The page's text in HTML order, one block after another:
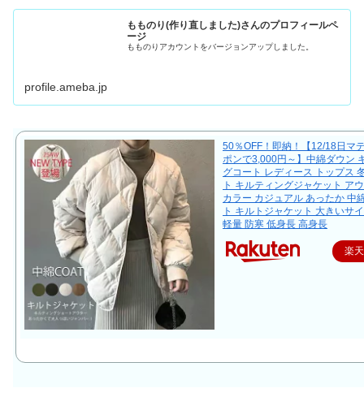
もものり(作り直しました)さんのプロフィールペ
ージ
もものりアカウントをバージョンアップしました。
profile.ameba.jp
50％OFF！即納！【12/18日マ
ポンで3,000円～】中綿ダウン
グコート レディース トップス
ト キルティングジャケット ア
カラー カジュアル あったか 中
ト キルトジャケット 大きいサ
軽量 防寒 低身長 高身長
楽